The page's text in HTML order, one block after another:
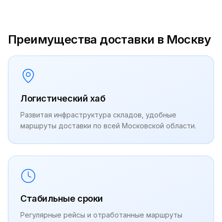
Преимущества доставки в Москву
Логистический хаб
Развитая инфраструктура складов, удобные
маршруты доставки по всей Московской области.
Стабильные сроки
Регулярные рейсы и отработанные маршруты